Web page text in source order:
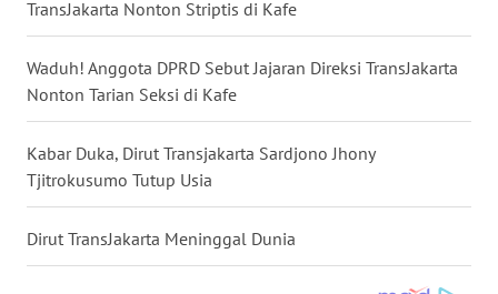
TransJakarta Nonton Striptis di Kafe
Waduh! Anggota DPRD Sebut Jajaran Direksi TransJakarta
Nonton Tarian Seksi di Kafe
Kabar Duka, Dirut Transjakarta Sardjono Jhony
Tjitrokusumo Tutup Usia
Dirut TransJakarta Meninggal Dunia
WN